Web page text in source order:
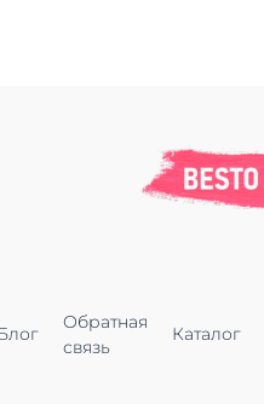
Обратная
связь
Каталог